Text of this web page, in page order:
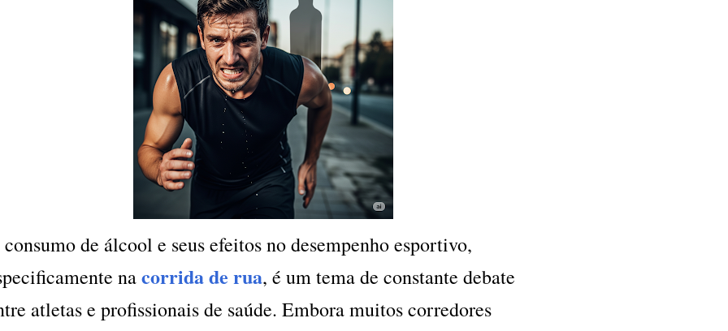
de álcool e seus efeitos no desempenho esportivo,
nacorrida de rua, é um tema de constante debate
atletas e profissionais de saúde. Embora muitos corredores